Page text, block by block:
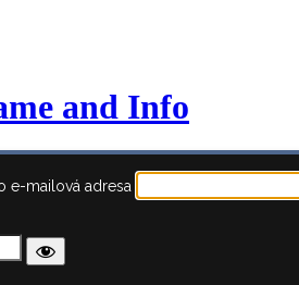
and Info
e-mailová adresa